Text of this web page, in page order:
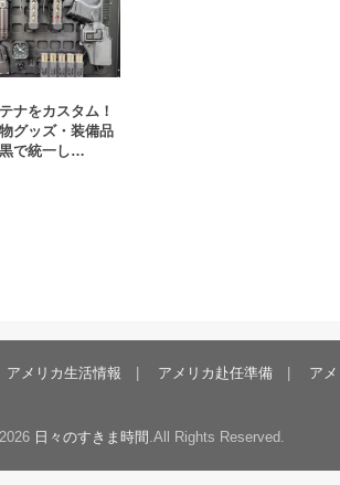
ナをカスタム！
グッズ・装備品
で統一し…
アメリカ生活情報 アメリカ赴任準備 ア
日々のすきま時間 .All Rights Reserved.